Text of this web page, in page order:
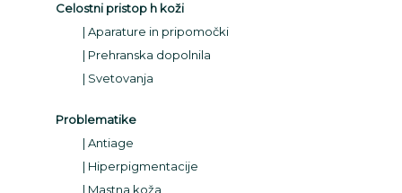
Celostni pristop h koži
Aparature in pripomočki
Prehranska dopolnila
Svetovanja
Problematike
Antiage
Hiperpigmentacije
Mastna koža